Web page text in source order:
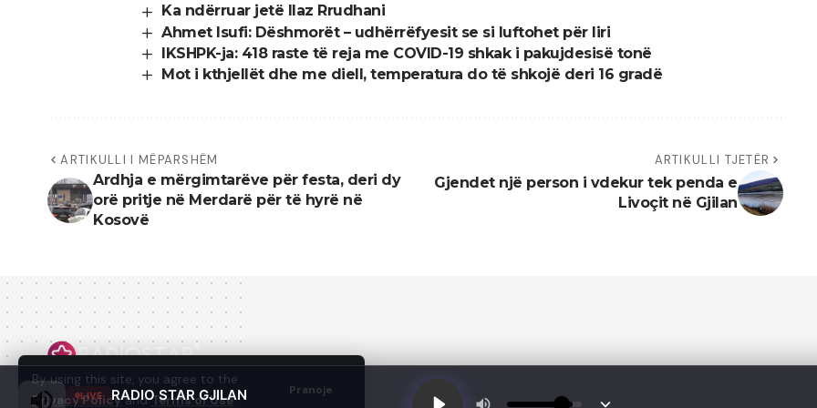
By using this site, you agree to the
Privacy PolicyandTerms of Use.
Pranoje
Ka ndërruar jetë Ilaz Rrudhani
Ahmet Isufi: Dëshmorët – udhërrëfyesit se si luftohet për liri
IKSHPK-ja: 418 raste të reja me COVID-19 shkak i pakujdesisë tonë
Mot i kthjellët dhe me diell, temperatura do të shkojë deri 16 gradë
ARTIKULLI I MËPARSHËM
Ardhja e mërgimtarëve për festa, deri dy
orë pritje në Merdarë për të hyrë në
Kosovë
ARTIKULLI TJETËR
Gjendet një person i vdekur tek penda e
Livoçit në Gjilan
LIVE RADIO STAR GJILAN